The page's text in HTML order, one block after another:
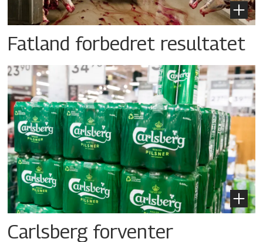
Fatland forbedret resultatet
Carlsberg forventer